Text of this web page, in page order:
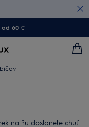
od 60 €
na ňu dostanete chuť.